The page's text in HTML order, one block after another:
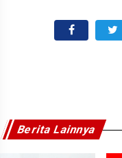
Berita Lainnya